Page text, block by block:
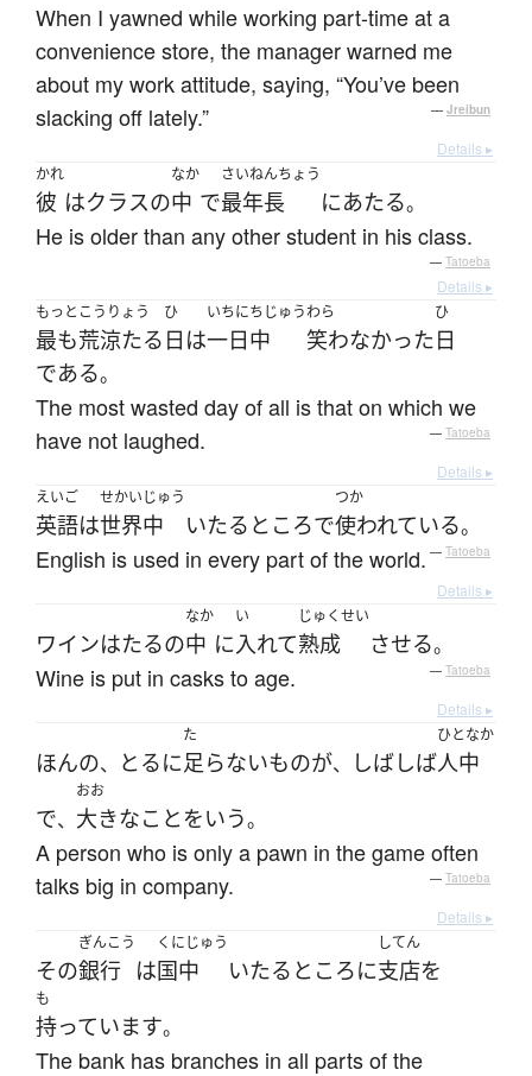
When I yawned while working part-time at a
convenience store, the manager warned me
about my work attitude, saying, “You’ve been
slacking off lately.”
— Jreibun
Details ▸
かれ
彼 はクラスの
なか
中 で
さいねんちょう
最年長 にあたる。
He is older than any other student in his class.
— Tatoeba
Details ▸
もっと
最も
こうりょう
荒涼たる
ひ
日 は
いちにちじゅう
一日中
わら
笑わなかった
ひ
日
である。
The most wasted day of all is that on which we
have not laughed.
— Tatoeba
Details ▸
えいご
英語は
せかいじゅう
世界中 いたるところで
つか
使われている。
English is used in every part of the world. — Tatoeba
Details ▸
ワインはたるの
なか
中 に
い
入れて
じゅくせい
熟成 させる。
Wine is put in casks to age. — Tatoeba
Details ▸
ほんの、 とるに
た
足らないものが、 しばしば
ひとなか
人中
で、
おお
大きなことをいう。
A person who is only a pawn in the game often
talks big in company.
— Tatoeba
Details ▸
その
ぎんこう
銀行 は
くにじゅう
国中 いたるところに
してん
支店を
も
持っています。
The bank has branches in all parts of the